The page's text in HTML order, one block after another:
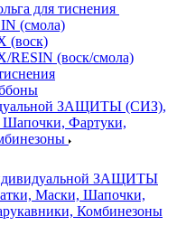
для тиснения
(смола)
(воск)
RESIN (воск/смола)
ЗАЩИТЫ (СИЗ),
Фартуки,
ЗАЩИТЫ
Маски, Шапочки,
Комбинезоны